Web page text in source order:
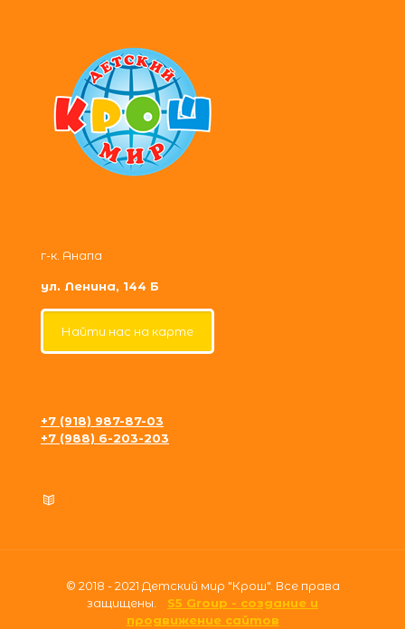
г-к. Анапа
ул. Ленина, 144 Б
Найти нас на карте
+7 (918) 987-87-03
+7 (988) 6-203-203
© 2018 - 2021 Детский мир "Крош". Все права
защищены. S5 Group - создание и
продвижение сайтов